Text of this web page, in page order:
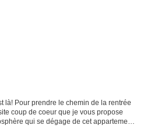
là! Pour prendre le chemin de la rentrée
coup de coeur que je vous propose
qui se dégage de cet appartement